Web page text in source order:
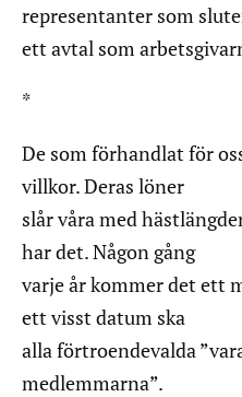
representanter som
ett avtal som
*
De som förhandlat för
villkor. Deras löner
slår våra med
har det. Någon gång
varje år kommer det ett
ett visst datum ska
alla förtroendevalda
medlemmarna”.